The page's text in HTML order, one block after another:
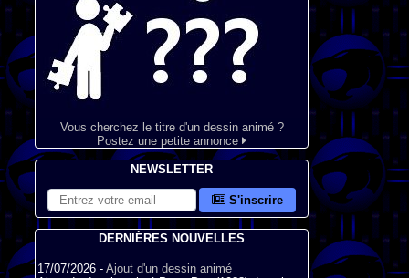
Vous cherchez le titre d'un dessin animé ?
Postez une petite annonce
NEWSLETTER
S'inscrire
DERNIÈRES NOUVELLES
17/07/2026 - Ajout d'un dessin animé